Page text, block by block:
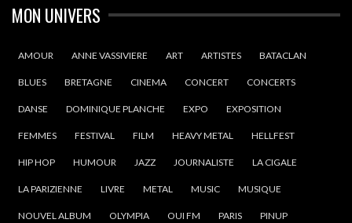
MON UNIVERS
AMOUR ANNE VASSIVIERE ART ARTISTES BATACLAN
BLUES BRETAGNE CINEMA CONCERT CONCERTS
DANSE DOMINIQUE PLANCHE EXPO EXPOSITION
FEMMES FESTIVAL FILM HEAVY METAL HELLFEST
HIP HOP HUMOUR JAZZ JOURNALISTE LA CIGALE
LA PARIZIENNE LIVRE METAL MUSIC MUSIQUE
NOUVEL ALBUM OLYMPIA OUI FM PARIS PINUP